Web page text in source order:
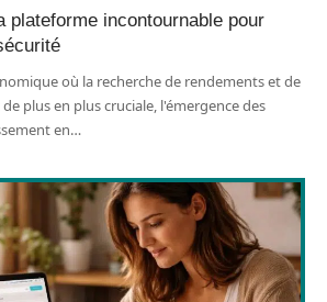
plateforme incontournable pour
où la recherche de rendements et de
plus en plus cruciale, l'émergence des
en…